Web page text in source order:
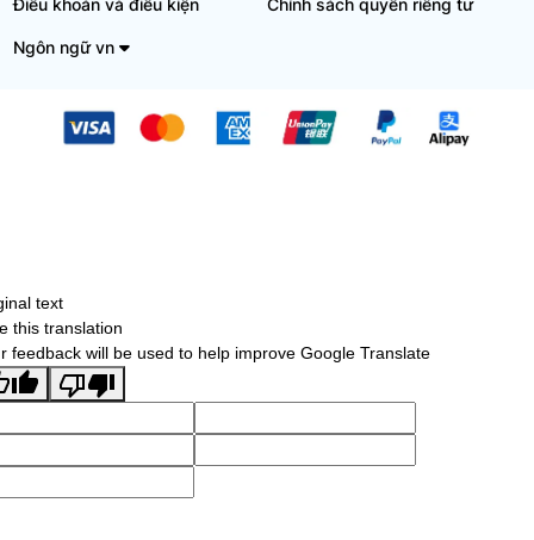
Ngôn ngữ vn
text
this translation
feedback will be used to help improve Google Translate